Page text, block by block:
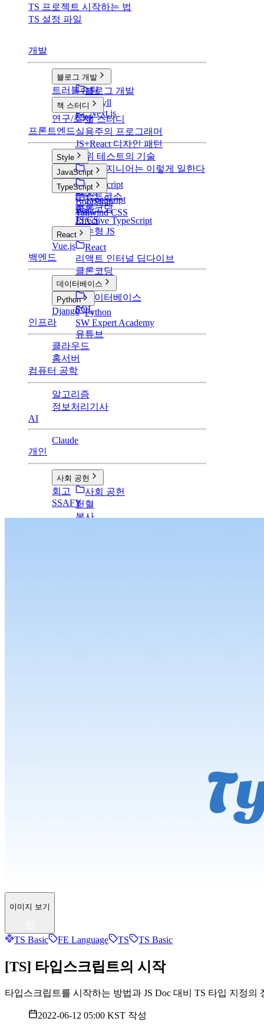
TS 프로젝트 시작하는 법
TS 설정 파일
개발
블로그 개발
블로그 개발
v1: Jekyll
v2: Next.js
트러블슈팅
책 스터디
책 스터디
실용주의 프로그래머
JS+React 디자인 패턴
단위 테스트의 기술
구글 엔지니어는 이렇게 일한다
연구/조사
프론트엔드
Style
Style
CSS
SCSS
BootStrap
Tailwind CSS
JavaScript
JavaScript
부스트코스
클론코딩
JS CS
함수형 JS
TypeScript
TypeScript
Basic
Effective TypeScript
React
React
리액트 인터널 딥다이브
클론코딩
Vue.js
백엔드
데이터베이스
데이터베이스
SQL
Python
Python
SW Expert Academy
유튜브
Django
인프라
클라우드
홈서버
컴퓨터 공학
알고리즘
정보처리기사
AI
Claude
개인
사회 공헌
사회 공헌
헌혈
봉사
회고
SSAFY
이미지 보기
TS Basic FE Language TS TS Basic
[TS] 타입스크립트의 시작
타입스크립트를 시작하는 방법과 JS Doc 대비 TS 타입 지정의
2022-06-12 05:00 KST 작성